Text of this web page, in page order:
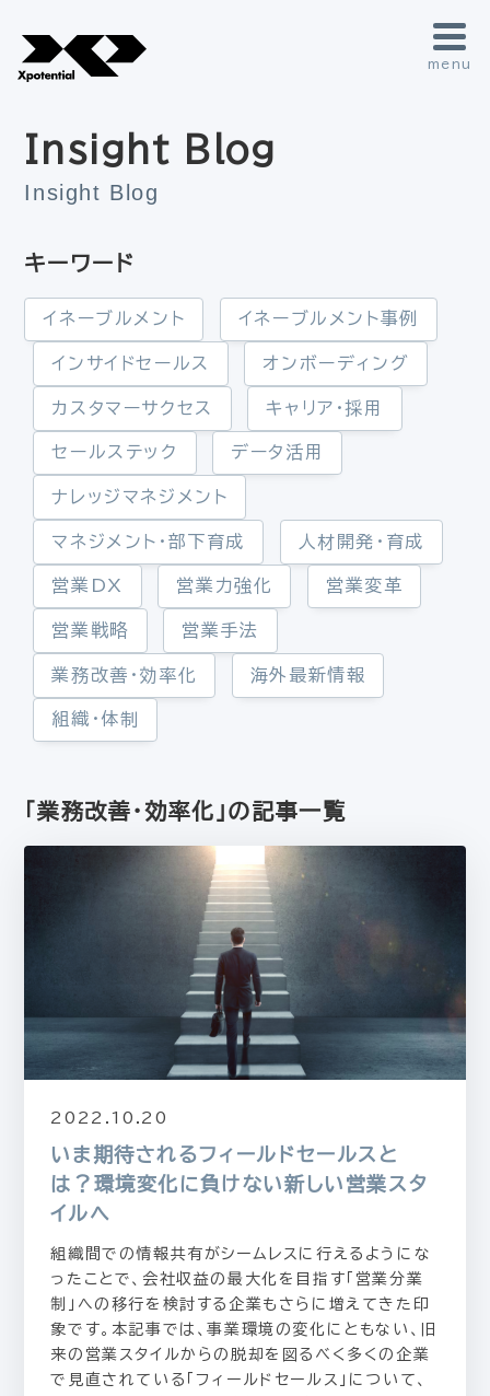
menu
Insight Blog
Insight Blog
キーワード
イネーブルメント イネーブルメント事例
インサイドセールス オンボーディング
カスタマーサクセス キャリア・採用
セールステック データ活用
ナレッジマネジメント
マネジメント・部下育成 人材開発・育成
営業DX 営業力強化 営業変革
営業戦略 営業手法
業務改善・効率化 海外最新情報
組織・体制
「業務改善・効率化」の記事一覧
2022.10.20
いま期待されるフィールドセールスと
は？環境変化に負けない新しい営業スタ
イルへ
組織間での情報共有がシームレスに行えるようにな
ったことで、会社収益の最大化を目指す「営業分業
制」への移行を検討する企業もさらに増えてきた印
象です。本記事では、事業環境の変化にともない、旧
来の営業スタイルからの脱却を図るべく多くの企業
で見直されている「フィールドセールス」について、